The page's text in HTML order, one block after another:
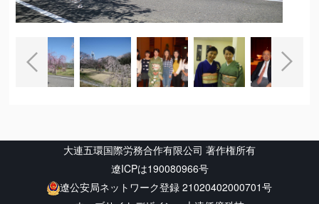
大連五環国際労務合作有限公司 著作権所有
遼ICPは190080966号
遼公安局ネットワーク登録 21020402000701号